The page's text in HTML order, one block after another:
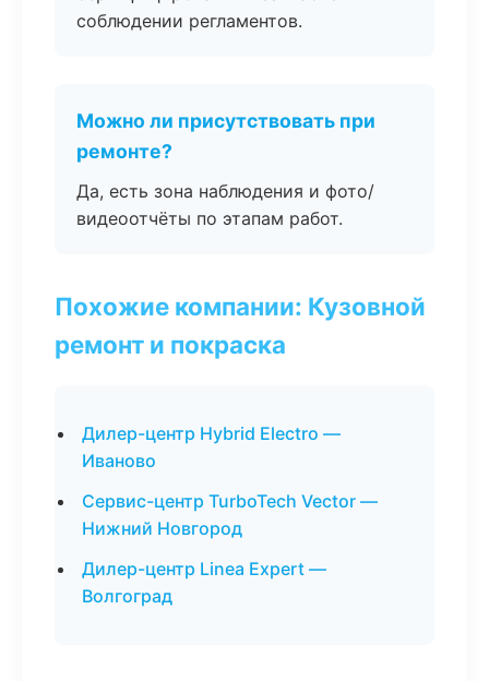
соблюдении регламентов.
Можно ли присутствовать при
ремонте?
Да, есть зона наблюдения и фото/
видеоотчёты по этапам работ.
Похожие компании: Кузовной
ремонт и покраска
Дилер-центр Hybrid Electro —
Иваново
Сервис-центр TurboTech Vector —
Нижний Новгород
Дилер-центр Linea Expert —
Волгоград